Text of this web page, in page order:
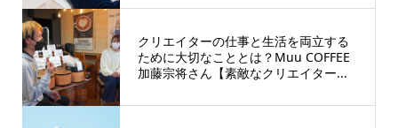
クリエイターの仕事と生活を両立する
ために大切なこととは？Muu COFFEE
加藤宗将さん【素敵なクリエイター...